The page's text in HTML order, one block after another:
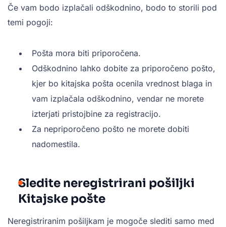
Če vam bodo izplačali odškodnino, bodo to storili pod
temi pogoji:
Pošta mora biti priporočena.
Odškodnino lahko dobite za priporočeno pošto,
kjer bo kitajska pošta ocenila vrednost blaga in
vam izplačala odškodnino, vendar ne morete
izterjati pristojbine za registracijo.
Za nepriporočeno pošto ne morete dobiti
nadomestila.
Sledite neregistrirani pošiljki
Kitajske pošte
Neregistriranim pošiljkam je mogoče slediti samo med